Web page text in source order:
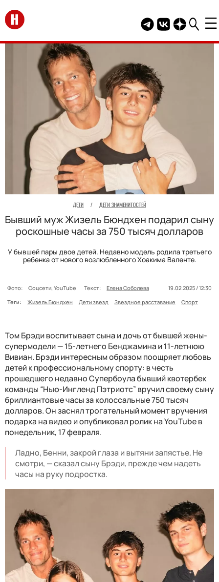
Перейти на главную
Telegram канал
Группа HELLO
Канал
ДЕТИ / ДЕТИ ЗНАМЕНИТОСТЕЙ
Бывший муж Жизель Бюндхен подарил сыну
роскошные часы за 750 тысяч долларов
У бывшей пары двое детей. Недавно модель родила третьего
ребенка от нового возлюбленного Хоакима Валенте.
Фото: Соцсети, YouTube Текст: Елена Соболева
19.02.2025 / 12:30
Теги:
Жизель Бюндхен Дети звезд Звездное расставание Спорт
Том Брэди воспитывает сына и дочь от бывшей жены-
супермодели — 15-летнего Бенджамина и 11-летнюю
Вивиан. Брэди интересным образом поощряет любовь
детей к профессиональному спорту: в честь
прошедшего недавно Супербоула бывший квотербек
команды “Нью-Ингленд Пэтриотс” вручил своему сыну
бриллиантовые часы за колоссальные 750 тысяч
долларов. Он заснял трогательный момент вручения
подарка на видео и опубликовал ролик на YouTube в
понедельник, 17 февраля.
Ладно, Бенни, закрой глаза и вытяни запястье. Не
смотри, — сказал сыну Брэди, прежде чем надеть
часы на руку подростка.